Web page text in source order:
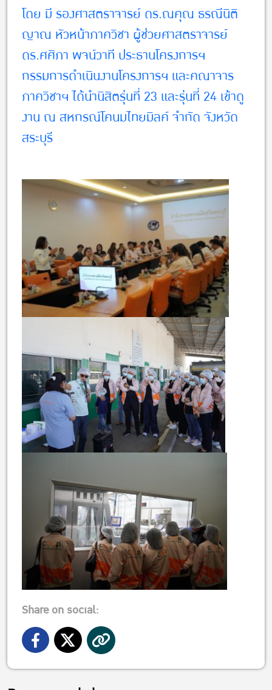
โดย มี รองศาสตราจารย์ ดร.ณคุณ ธรณีนิติ
ญาณ หัวหน้าภาควิชา ผู้ช่วยศาสตราจารย์
ดร.ศศิภา พจน์วาที ประธานโครงการฯ
กรรมการดำเนินงานโครงการฯ และคณาจาร
ภาควิชาฯ ได้นำนิสิตรุ่นที่ 23 และรุ่นที่ 24 เข้าดู
งาน ณ สหกรณ์โคนมไทยมิลค์ จำกัด จังหวัด
สระบุรี
Share on social: